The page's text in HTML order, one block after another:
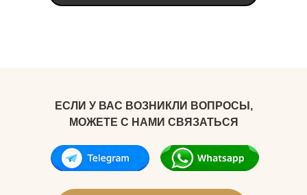
ЕСЛИ У ВАС ВОЗНИКЛИ ВОПРОСЫ,
МОЖЕТЕ С НАМИ СВЯЗАТЬСЯ